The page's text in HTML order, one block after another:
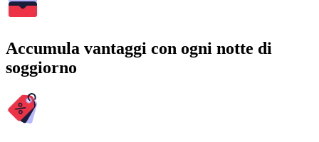
Accumula vantaggi con ogni notte di
soggiorno